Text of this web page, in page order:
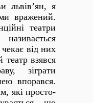
львів’ян, я
вражений.
театри
від них
театр взявся
зіграти
впорався.
які просто-